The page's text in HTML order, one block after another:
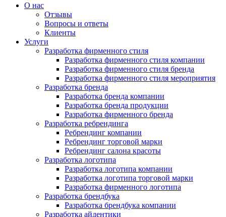
О нас
Отзывы
Вопросы и ответы
Клиенты
Услуги
Разработка фирменного стиля
Разработка фирменного стиля компании
Разработка фирменного стиля бренда
Разработка фирменного стиля мероприятия
Разработка бренда
Разработка бренда компании
Разработка бренда продукции
Разработка фирменного бренда
Разработка ребрендинга
Ребрендинг компании
Ребрендинг торговой марки
Ребрендинг салона красоты
Разработка логотипа
Разработка логотипа компании
Разработка логотипа торговой марки
Разработка фирменного логотипа
Разработка брендбука
Разработка брендбука компании
Разработка айдентики